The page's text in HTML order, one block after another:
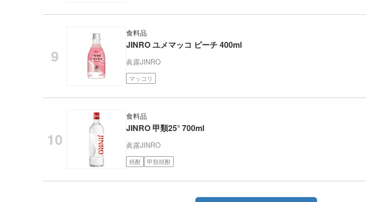
食料品
JINRO ユメマッコ ピーチ 400ml
眞露JINRO
マッコリ
食料品
JINRO 甲類25° 700ml
眞露JINRO
焼酎 甲類焼酎